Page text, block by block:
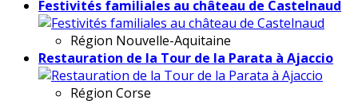
Festivités familiales au château de Castelnaud
Région Nouvelle-Aquitaine
Restauration de la Tour de la Parata à Ajaccio
Région Corse